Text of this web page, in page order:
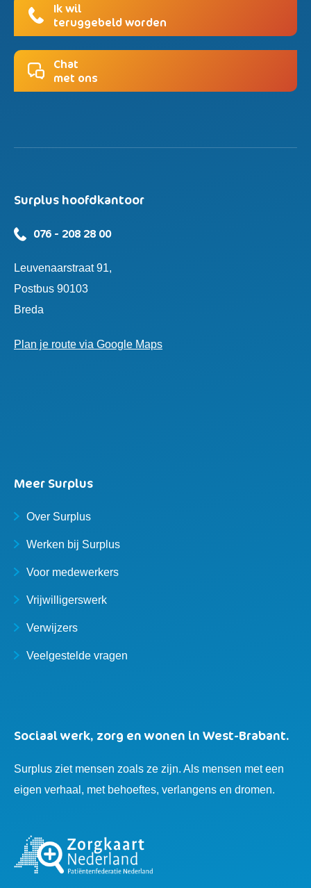
Ik wil
teruggebeld worden
Chat
met ons
Surplus hoofdkantoor
076 - 208 28 00
Leuvenaarstraat 91,
Postbus 90103
Breda
Plan je route via Google Maps
Meer Surplus
Over Surplus
Werken bij Surplus
Voor medewerkers
Vrijwilligerswerk
Verwijzers
Veelgestelde vragen
Sociaal werk, zorg en wonen in West-Brabant.
Surplus ziet mensen zoals ze zijn. Als mensen met een
eigen verhaal, met behoeftes, verlangens en dromen.